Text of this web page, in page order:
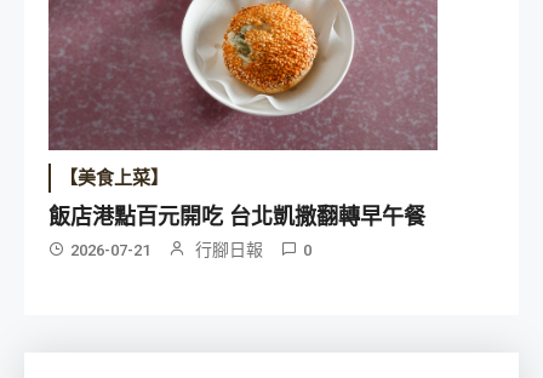
【美食上菜】
飯店港點百元開吃 台北凱撒翻轉早午餐
2026-07-21 行腳日報 0